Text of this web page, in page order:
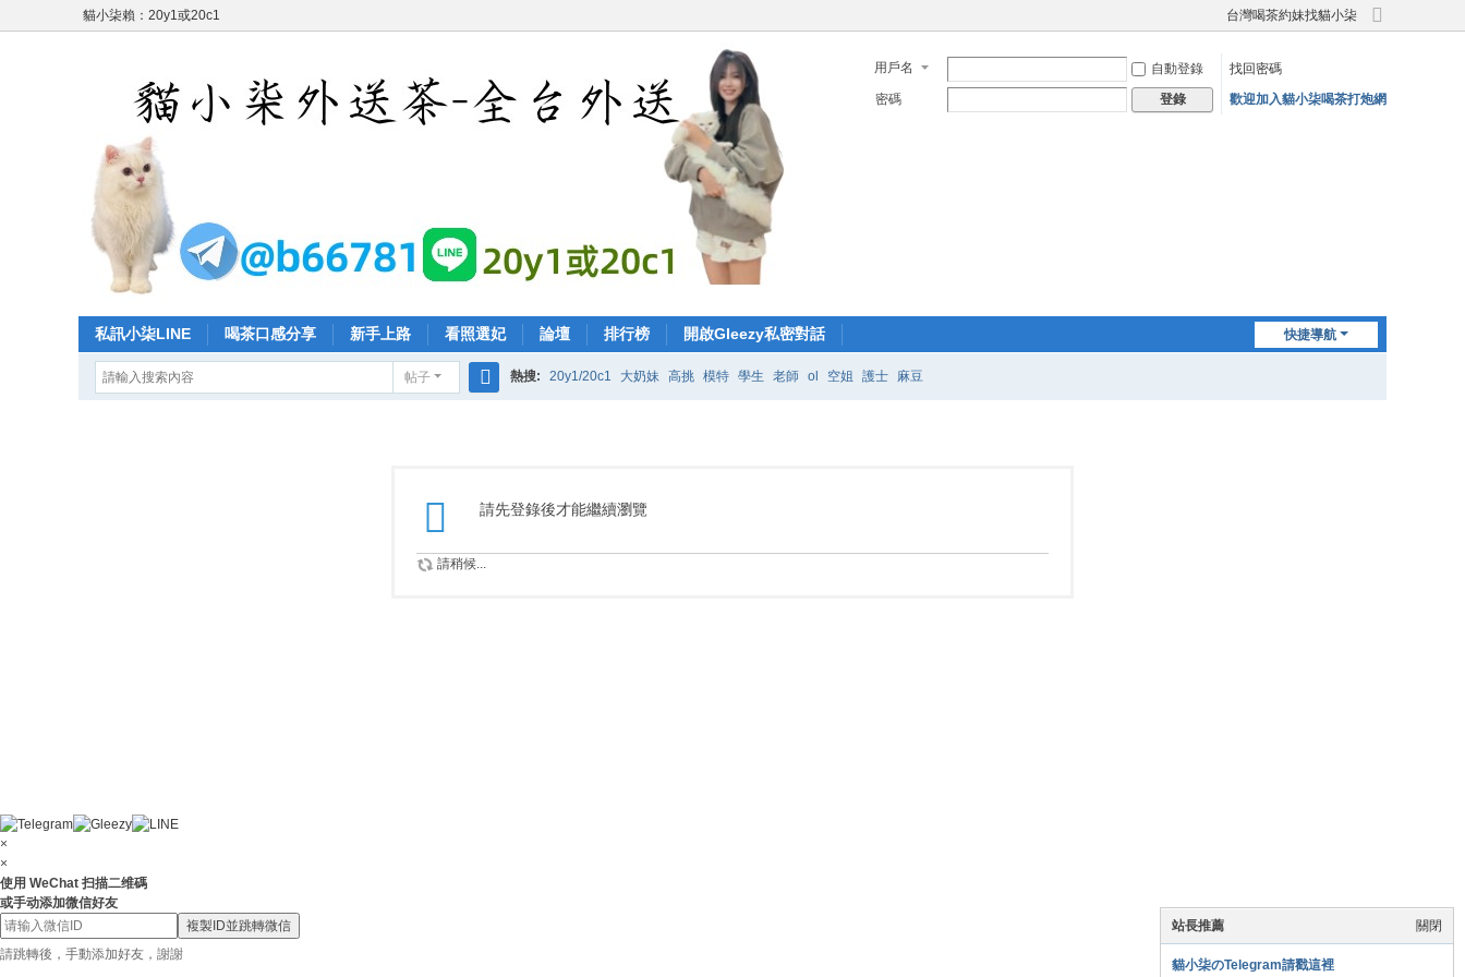
貓小柒賴：20y1或20c1 台灣喝茶約妹找貓小柒
切
寬
用戶名 自動登錄
找回密碼
密碼
登錄 歡迎加入貓小柒喝茶打炮網
快捷導航
私訊小柒LINE 喝茶口感分享 新手上路 看照選妃 論壇 排行榜 開啟Gleezy私密對話
帖子 熱搜: 20y1/20c1 大奶妹 高挑 模特 學生 老師 ol 空姐 護士 麻豆
請先登錄後才能繼續瀏覽
請稍候...
關閉
站長推薦
貓小柒のTelegram請戳這裡
×
×
使用 WeChat 扫描二维碼
或手动添加微信好友
複製ID並跳轉微信
請跳轉後，手動添加好友，謝謝